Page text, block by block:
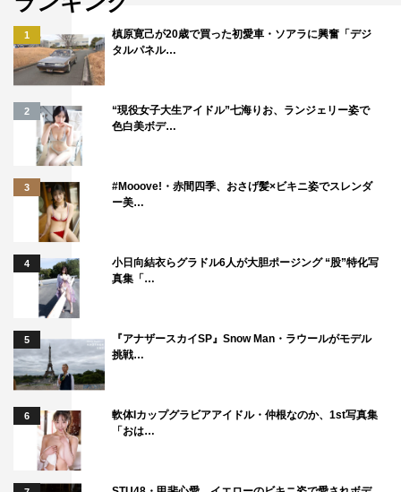
1
槙原寛己が20歳で買った初愛車・ソアラに興奮「デジ
タルパネル…
2
“現役女子大生アイドル”七海りお、ランジェリー姿で
色白美ボデ…
3
#Mooove!・赤間四季、おさげ髪×ビキニ姿でスレンダ
ー美…
4
小日向結衣らグラドル6人が大胆ポージング “股”特化写
真集「…
5
『アナザースカイSP』Snow Man・ラウールがモデル
挑戦…
6
軟体Iカップグラビアアイドル・仲根なのか、1st写真集
「おは…